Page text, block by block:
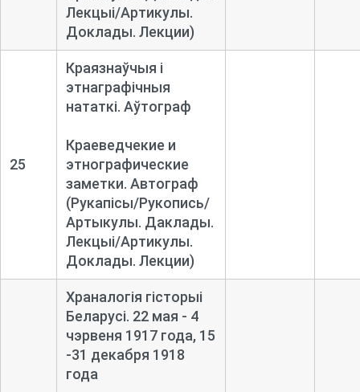
Лекцыі/Артикулы.
Доклады. Лекции)
25
Краязнаўчыя і
этнаграфічныя
нататкі. Аўтограф
Краеведчекие и
этнографические
заметки. Автограф
(Рукапісы/Рукопись/
Артыкулы. Даклады.
Лекцыі/Артикулы.
Доклады. Лекции)
Храналогія гісторыі
Беларусі. 22 мая - 4
чэрвеня 1917 года, 15
-31 декабря 1918
года